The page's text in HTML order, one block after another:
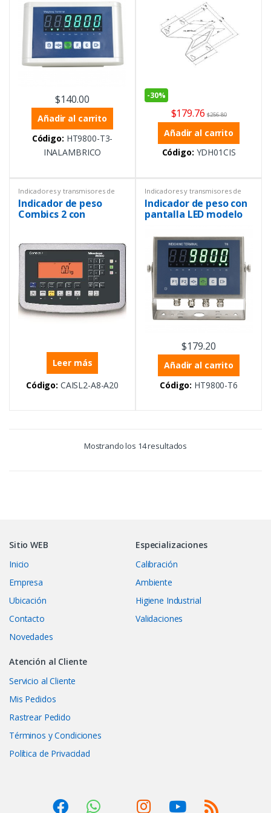
$140.00
Añadir al carrito
Código: HT9800-T3-
INALAMBRICO
-30%
$179.76 $256.80
Añadir al carrito
Código: YDH01CIS
Indicadores y transmisores de
peso, Instrumentación y
Procesos, Peso
Indicador de peso
Combics 2 con
Leer más
Código: CAISL2-A8-A20
Indicadores y transmisores de
peso, Instrumentación y
Procesos, Peso
Indicador de peso con
pantalla LED modelo
$179.20
Añadir al carrito
Código: HT9800-T6
Mostrando los 14 resultados
Sitio WEB
Inicio
Empresa
Ubicación
Contacto
Novedades
Especializaciones
Calibración
Ambiente
Higiene Industrial
Validaciones
Atención al Cliente
Servicio al Cliente
Mis Pedidos
Rastrear Pedido
Términos y Condiciones
Política de Privacidad